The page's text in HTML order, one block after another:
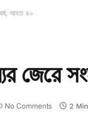
আহত ৪০
জেরে
No Comments 2